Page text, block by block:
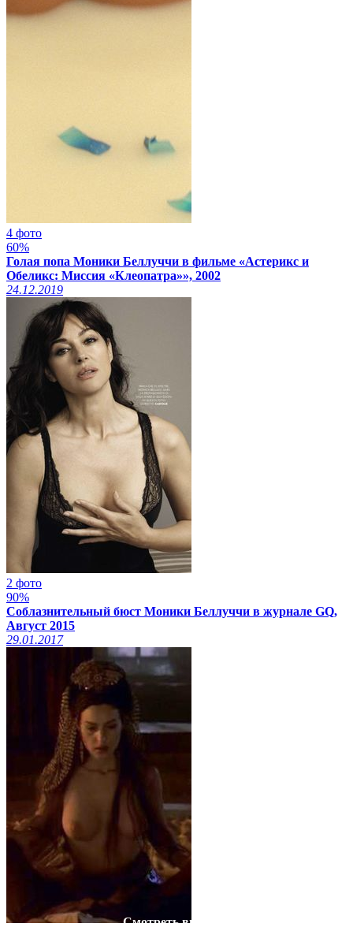
Смотреть видео на
4 фото
60%
Голая попа Моники Беллуччи в фильме «Астерикс и
Обеликс: Миссия «Клеопатра»», 2002
24.12.2019
2 фото
90%
Соблазнительный бюст Моники Беллуччи в журнале GQ,
Август 2015
29.01.2017